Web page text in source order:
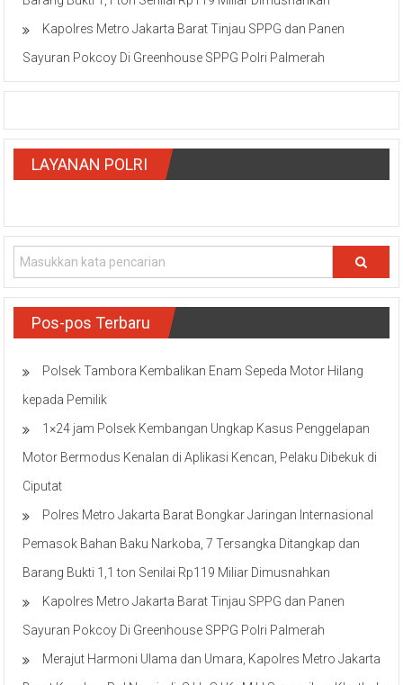
Kapolres Metro Jakarta Barat Tinjau SPPG dan Panen
Sayuran Pokcoy Di Greenhouse SPPG Polri Palmerah
LAYANAN POLRI
Pos-pos Terbaru
Polsek Tambora Kembalikan Enam Sepeda Motor Hilang
kepada Pemilik
1×24 jam Polsek Kembangan Ungkap Kasus Penggelapan
Motor Bermodus Kenalan di Aplikasi Kencan, Pelaku Dibekuk di
Ciputat
Polres Metro Jakarta Barat Bongkar Jaringan Internasional
Pemasok Bahan Baku Narkoba, 7 Tersangka Ditangkap dan
Barang Bukti 1,1 ton Senilai Rp119 Miliar Dimusnahkan
Kapolres Metro Jakarta Barat Tinjau SPPG dan Panen
Sayuran Pokcoy Di Greenhouse SPPG Polri Palmerah
Merajut Harmoni Ulama dan Umara, Kapolres Metro Jakarta